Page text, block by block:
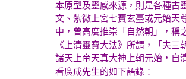
本原型及靈感來源，則是各種古
文、紫微上宮七寶玄臺或元始天
中，曾高度推崇「自然朝」，稱
《上清靈寶大法》所謂，「夫
諸天上帝天真大神上朝元始，自
看廣成先生的如下語錄：